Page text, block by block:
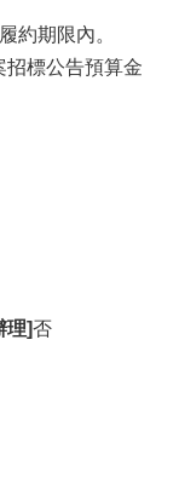
約期限內。
招標公告預算金
理]否